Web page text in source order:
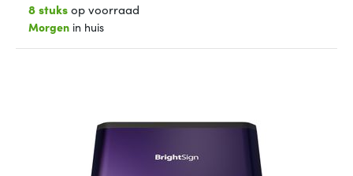
8 stuksop voorraad
Morgen in huis